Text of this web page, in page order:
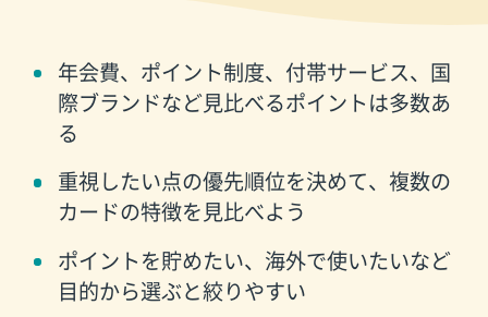
年会費、ポイント制度、付帯サービス、国
際ブランドなど見比べるポイントは多数あ
る
重視したい点の優先順位を決めて、複数の
カードの特徴を見比べよう
ポイントを貯めたい、海外で使いたいなど
目的から選ぶと絞りやすい